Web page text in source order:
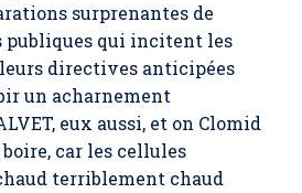
surprenantes de
publiques qui incitent les
directives anticipées
un acharnement
eux aussi, et on Clomid
car les cellules
terriblement chaud